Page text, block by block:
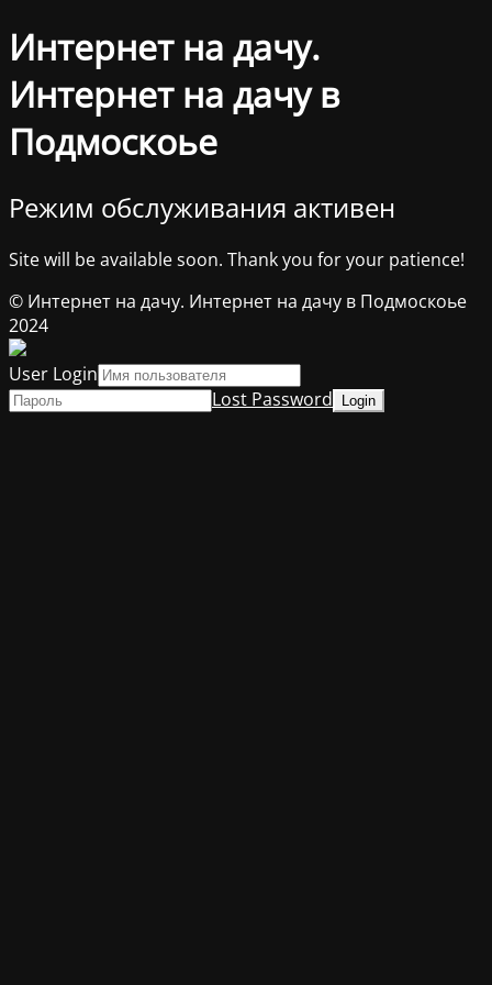
Интернет на дачу.
Интернет на дачу в
Подмоскоье
Режим обслуживания активен
Site will be available soon. Thank you for your patience!
© Интернет на дачу. Интернет на дачу в Подмоскоье
2024
User Login
Lost Password